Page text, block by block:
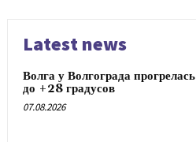
Latest news
Волга у Волгограда прогрелась
до +28 градусов
07.08.2026